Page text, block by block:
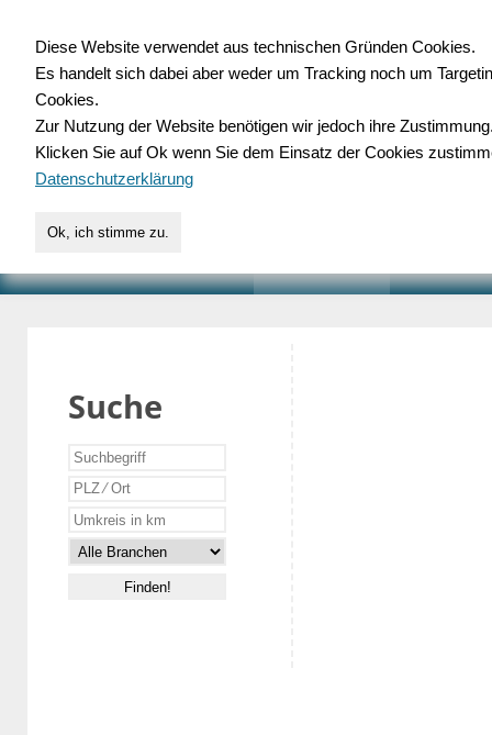
für Handwerk,
Suche
Diese Website verwendet aus technischen Gründen Cookies.
Es handelt sich dabei aber weder um Tracking noch um
Cookies.
Zur Nutzung der Website benötigen wir jedoch ihre
Klicken Sie auf Ok wenn Sie dem Einsatz der Cookies
Datenschutzerklärung
Ok, ich stimme zu.